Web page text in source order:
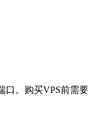
。购买VPS前需